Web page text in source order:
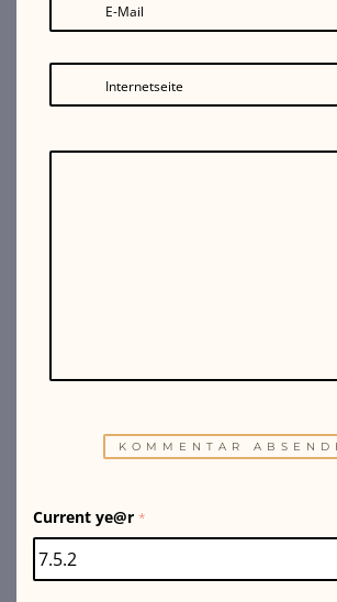
E-Mail
Internetseite
Current ye@r *